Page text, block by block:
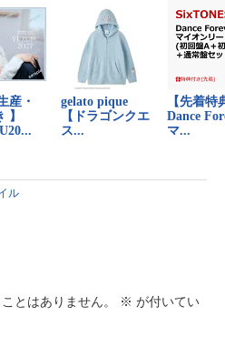
ル
とはありません。 ※ が付いてい